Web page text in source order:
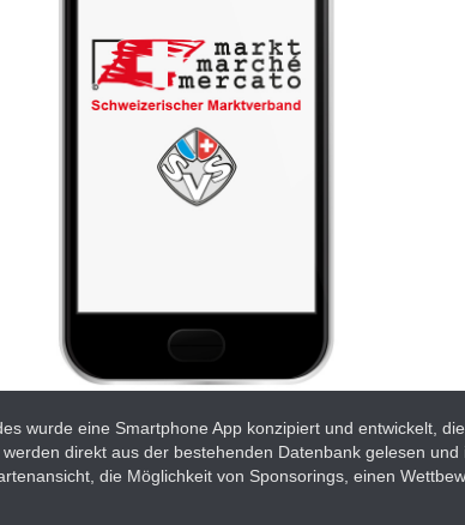
wurde eine Smartphone App konzipiert und entwickelt,
direkt aus der bestehenden Datenbank gelesen
die Möglichkeit von Sponsorings, einen